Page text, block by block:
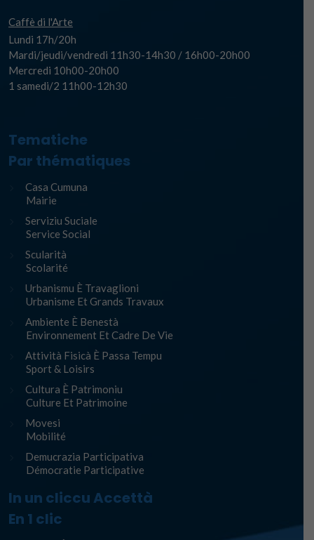
Caffè di l'Arte
Lundi 17h/20h
Mardi/jeudi/vendredi 11h30-14h30 / 16h00-20h00
Mercredi 10h00-20h00
1 samedi/2 11h00-12h30
Tematiche
Par thématiques
Casa Cumuna
Mairie
Serviziu Suciale
Service Social
Scularità
Scolarité
Urbanismu È Travaglioni
Urbanisme Et Grands Travaux
Ambiente È Benestà
Environnement Et Cadre De Vie
Attività Fisicà È Passa Tempu
Sport & Loisirs
Cultura È Patrimoniu
Culture Et Patrimoine
Movesi
Mobilité
Demucrazia Participativa
Démocratie Participative
In un cliccu Accettà
En 1 clic